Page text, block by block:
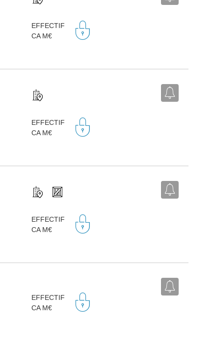
EFFECTIF
CA M€
EFFECTIF
CA M€
EFFECTIF
CA M€
EFFECTIF
CA M€